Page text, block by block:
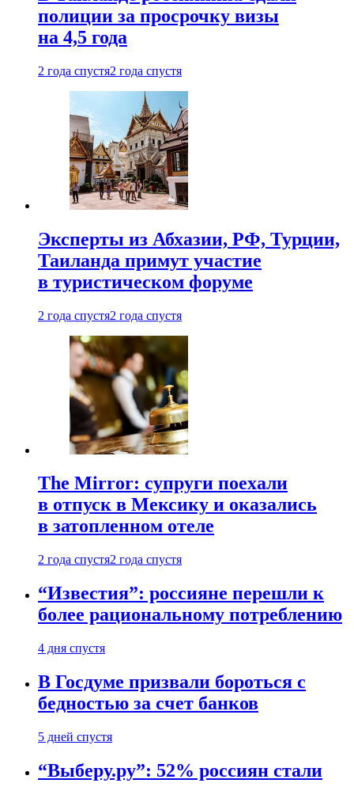
полиции за просрочку визы
на 4,5 года
2 года спустя2 года спустя
Эксперты из Абхазии, РФ, Турции,
Таиланда примут участие
в туристическом форуме
2 года спустя2 года спустя
The Mirror: супруги поехали
в отпуск в Мексику и оказались
в затопленном отеле
2 года спустя2 года спустя
“Известия”: россияне перешли к
более рациональному потреблению
4 дня спустя
В Госдуме призвали бороться с
бедностью за счет банков
5 дней спустя
“Выберу.ру”: 52% россиян стали